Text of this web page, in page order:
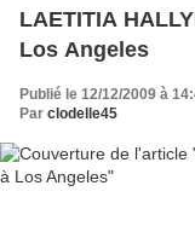
LAETITIA
Los Angeles
Publié le 12/12/2009 à
Par clodelle45